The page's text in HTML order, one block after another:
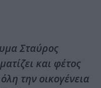
Σταύρος
και φέτος
την οικογένεια